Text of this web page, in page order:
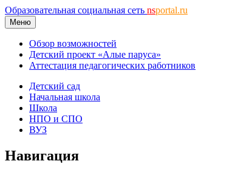
Образовательная социальная сеть nsportal.ru
Меню
Обзор возможностей
Детский проект «Алые паруса»
Аттестация педагогических работников
Детский сад
Начальная школа
Школа
НПО и СПО
ВУЗ
Навигация